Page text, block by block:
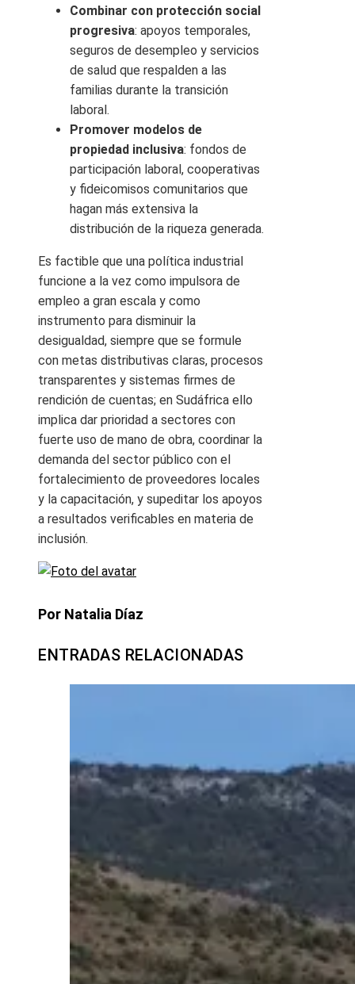
Combinar con protección social
progresiva: apoyos temporales,
seguros de desempleo y servicios
de salud que respalden a las
familias durante la transición
laboral.
Promover modelos de
propiedad inclusiva: fondos de
participación laboral, cooperativas
y fideicomisos comunitarios que
hagan más extensiva la
distribución de la riqueza generada.
Es factible que una política industrial
funcione a la vez como impulsora de
empleo a gran escala y como
instrumento para disminuir la
desigualdad, siempre que se formule
con metas distributivas claras, procesos
transparentes y sistemas firmes de
rendición de cuentas; en Sudáfrica ello
implica dar prioridad a sectores con
fuerte uso de mano de obra, coordinar la
demanda del sector público con el
fortalecimiento de proveedores locales
y la capacitación, y supeditar los apoyos
a resultados verificables en materia de
inclusión.
Por Natalia Díaz
ENTRADAS RELACIONADAS